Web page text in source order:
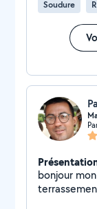
besoins.
Soudure
bonjour